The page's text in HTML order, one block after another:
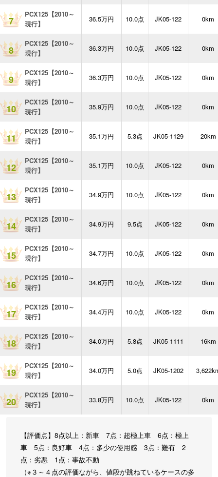
7
PCX125【2010～
現行】
36.5万円 10.0点 JK05-122 0km
8
PCX125【2010～
現行】
36.3万円 10.0点 JK05-122 0km
9
PCX125【2010～
現行】
36.3万円 10.0点 JK05-122 0km
10
PCX125【2010～
現行】
35.9万円 10.0点 JK05-122 0km
11
PCX125【2010～
現行】
35.1万円 5.3点 JK05-1129 20km
12
PCX125【2010～
現行】
35.1万円 10.0点 JK05-122 0km
13
PCX125【2010～
現行】
34.9万円 10.0点 JK05-122 0km
14
PCX125【2010～
現行】
34.9万円 9.5点 JK05-122 0km
15
PCX125【2010～
現行】
34.7万円 10.0点 JK05-122 0km
16
PCX125【2010～
現行】
34.6万円 10.0点 JK05-122 0km
17
PCX125【2010～
現行】
34.4万円 10.0点 JK05-122 0km
18
PCX125【2010～
現行】
34.0万円 5.8点 JK05-1111 16km
19
PCX125【2010～
現行】
34.0万円 5.0点 JK05-1202
20
PCX125【2010～
現行】
33.8万円 10.0点 JK05-122 0km
【評価点】8点以上：新車 7点：超極上車 6点：極上
車 5点：良好車 4点：多少の使用感 3点：難有 2
点：劣悪 1点：事故不動
（※３～４点の評価ながら、値段が跳ねているケースの多